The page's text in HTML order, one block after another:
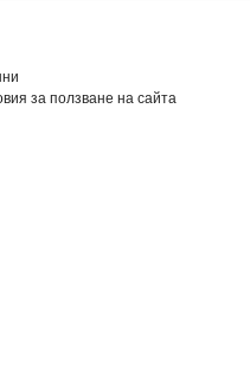
за ползване на сайта